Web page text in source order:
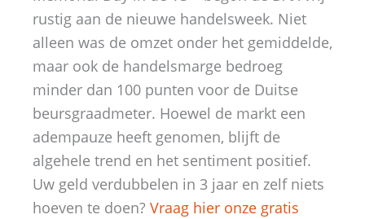
rustig aan de nieuwe handelsweek. Niet
alleen was de omzet onder het gemiddelde,
maar ook de handelsmarge bedroeg
minder dan 100 punten voor de Duitse
beursgraadmeter. Hoewel de markt een
adempauze heeft genomen, blijft de
algehele trend en het sentiment positief.
Uw geld verdubbelen in 3 jaar en zelf niets
hoeven te doen? Vraag hier onze gratis